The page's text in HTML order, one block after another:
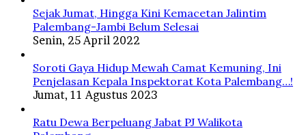
Sejak Jumat, Hingga Kini Kemacetan Jalintim
Palembang-Jambi Belum Selesai
Senin, 25 April 2022
Soroti Gaya Hidup Mewah Camat Kemuning, Ini
Penjelasan Kepala Inspektorat Kota Palembang…!
Jumat, 11 Agustus 2023
Ratu Dewa Berpeluang Jabat PJ Walikota